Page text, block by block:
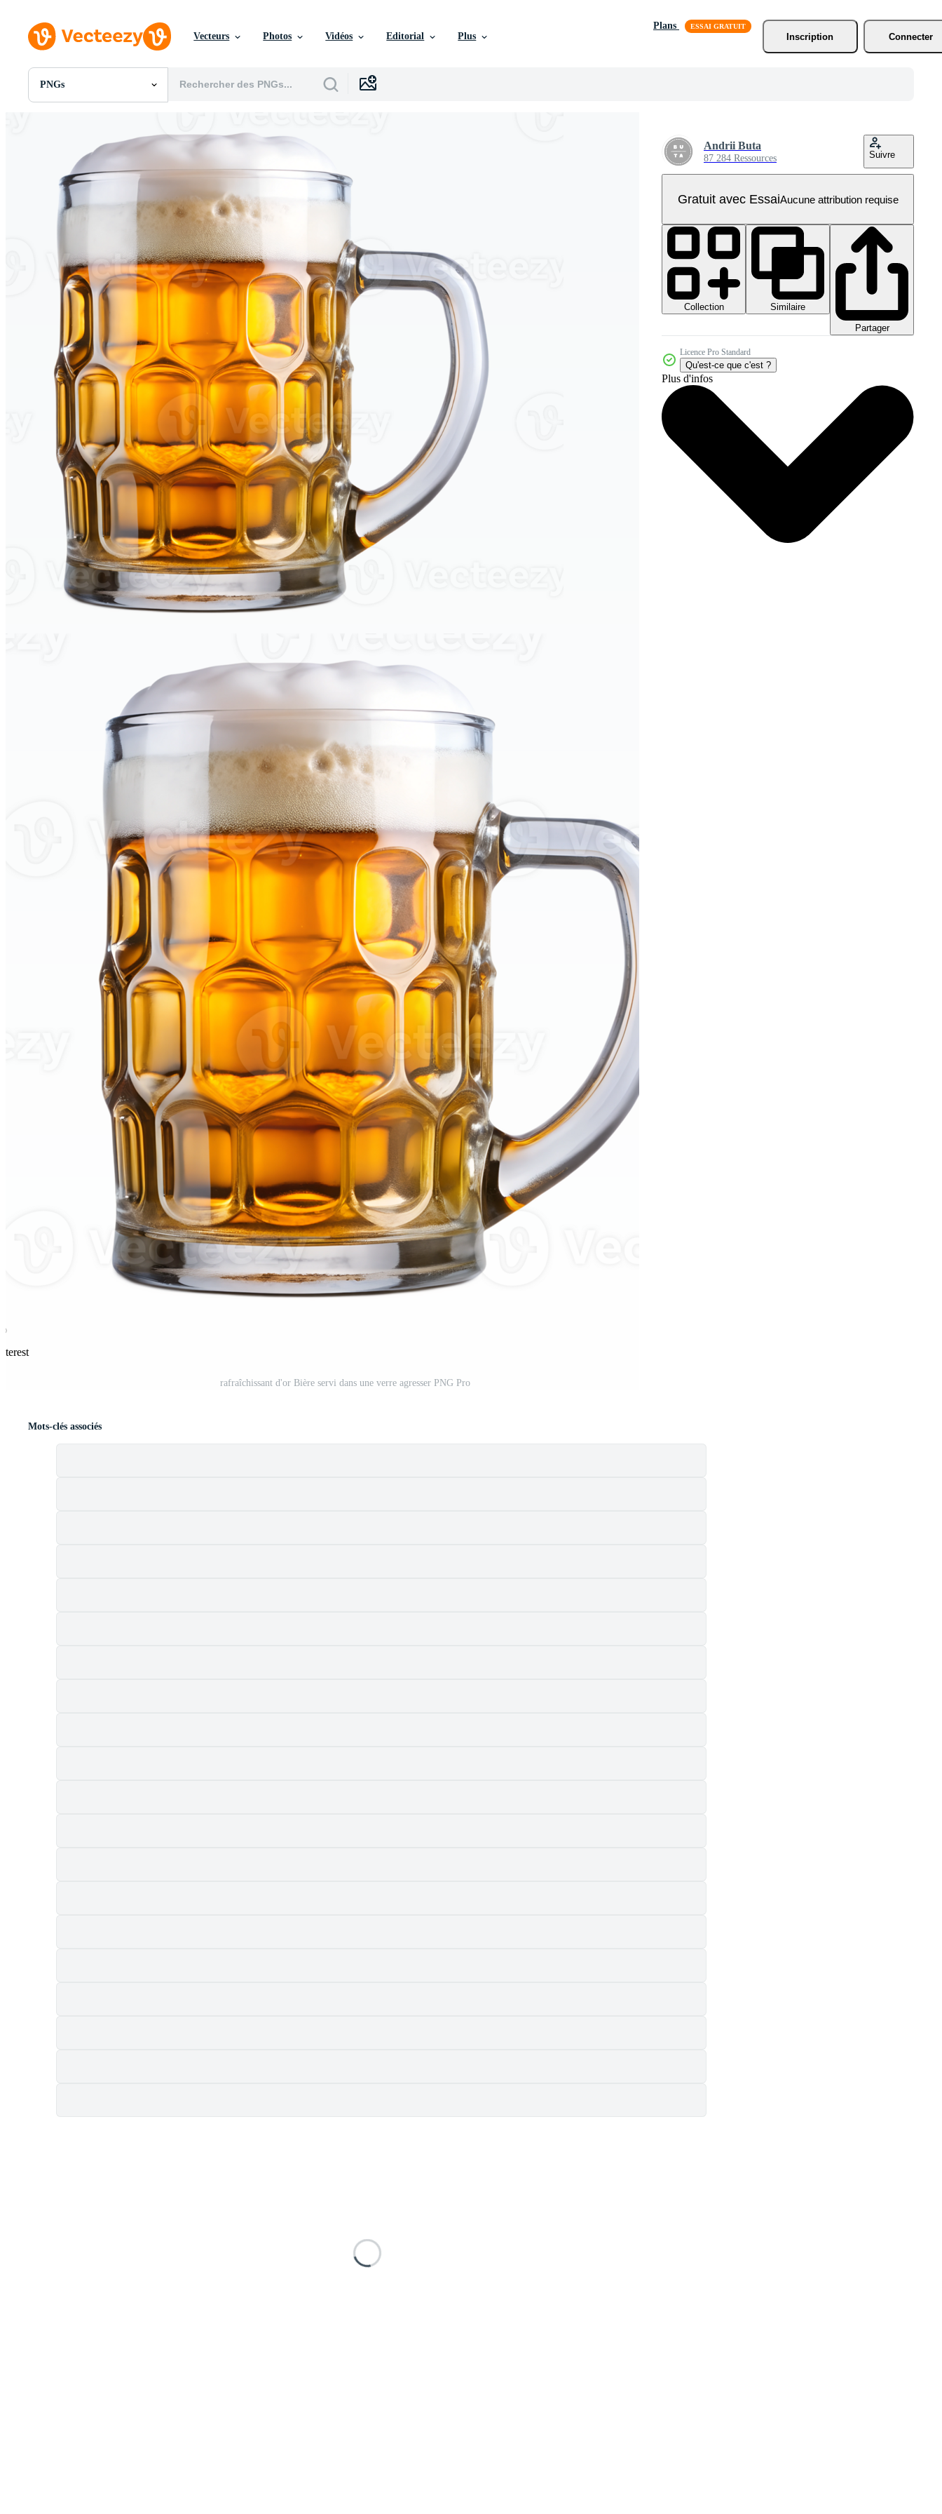
Vecteurs Photos Vidéos Editorial Plus
Plans
Inscription
Connecter
PNGs
Toutes Images
SVGs
Modèles
Vecteurs
Vidéos
Événements Éditoriaux
rafraîchissant d'or Bière servi dans une verre agresser PNG Pro
Andrii Buta
87 284 Ressources Suivre
Gratuit avec EssaiAucune attribution requise
Collection
Similaire
Partager
Licence Pro Standard
Qu'est-ce que c'est ?
Plus d'infos
Mots-clés associés